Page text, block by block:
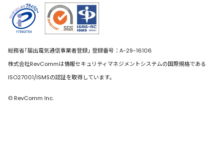
総務省｢届出電気通信事業者登録｣ 登録番号：A-29-16106
株式会社RevCommは情報セキュリティマネジメントシステムの国際規格である
ISO27001/ISMSの認証を取得しています。
© RevComm Inc.